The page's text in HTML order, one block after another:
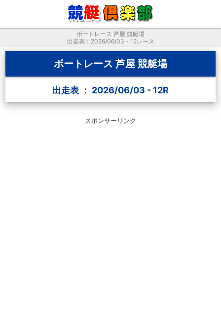
ボートレース 芦屋 競艇場
出走表：2026/06/03 - 12レース
ボートレース 芦屋 競艇場
出走表 ： 2026/06/03 - 12R
スポンサーリンク